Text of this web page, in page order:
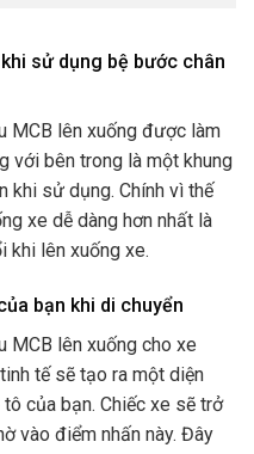
sử dụng bệ bước chân
MCB lên xuống được làm
với bên trong là một khung
khi sử dụng. Chính vì thế
xe dễ dàng hơn nhất là
khi lên xuống xe.
bạn khi di chuyển
MCB lên xuống cho xe
tế sẽ tạo ra một diện
của bạn. Chiếc xe sẽ trở
vào điểm nhấn này. Đây